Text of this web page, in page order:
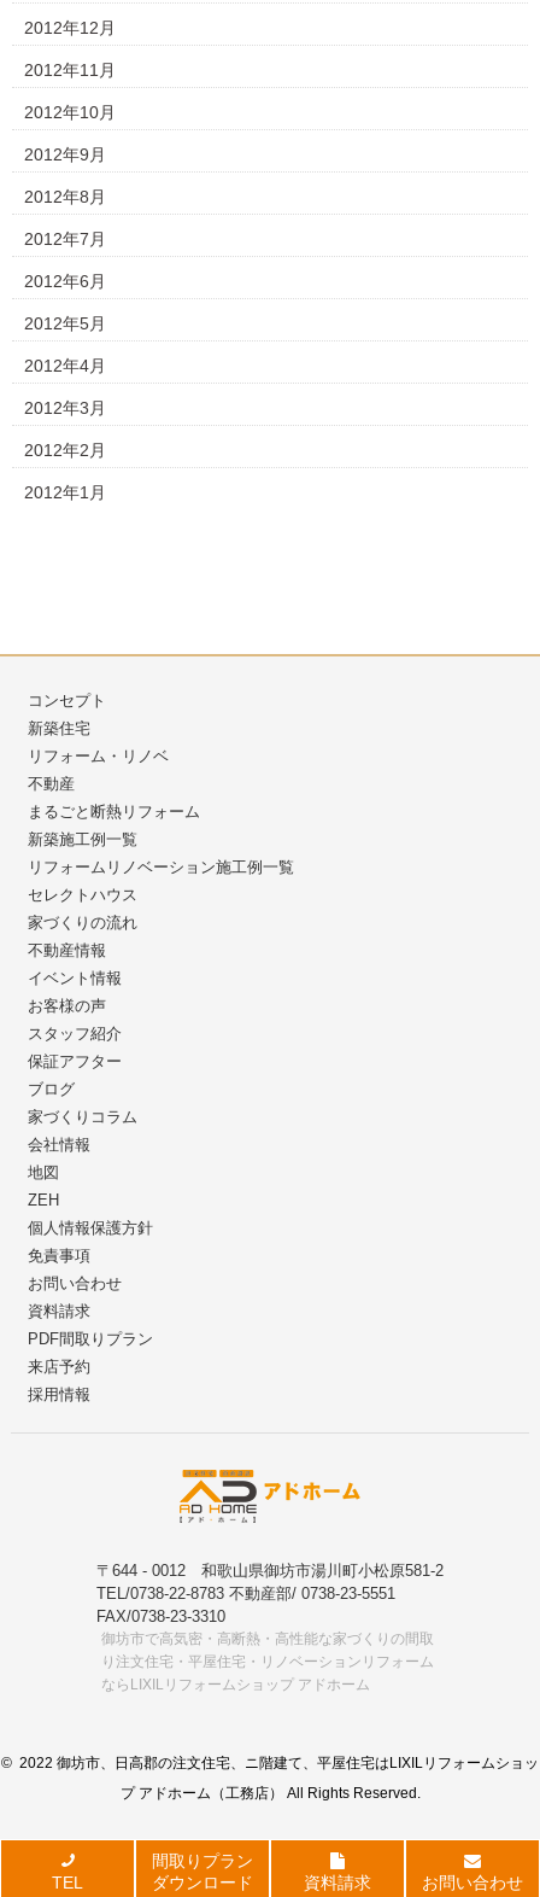
2012年12月
2012年11月
2012年10月
2012年9月
2012年8月
2012年7月
2012年6月
2012年5月
2012年4月
2012年3月
2012年2月
2012年1月
コンセプト
新築住宅
リフォーム・リノベ
不動産
まるごと断熱リフォーム
新築施工例一覧
リフォームリノベーション施工例一覧
セレクトハウス
家づくりの流れ
不動産情報
イベント情報
お客様の声
スタッフ紹介
保証アフター
ブログ
家づくりコラム
会社情報
地図
ZEH
個人情報保護方針
免責事項
お問い合わせ
資料請求
PDF間取りプラン
来店予約
採用情報
〒644 - 0012 和歌山県御坊市湯川町小松原581-2
TEL/0738-22-8783 不動産部/ 0738-23-5551
FAX/0738-23-3310
御坊市で高気密・高断熱・高性能な家づくりの間取
り注文住宅・平屋住宅・リノベーションリフォーム
ならLIXILリフォームショップ アドホーム
© 2022 御坊市、日高郡の注文住宅、ニ階建て、平屋住宅はLIXILリフォームショッ
プ アドホーム（工務店） All Rights Reserved.
TEL
間取りプラン
ダウンロード
資料請求 お問い合わせ